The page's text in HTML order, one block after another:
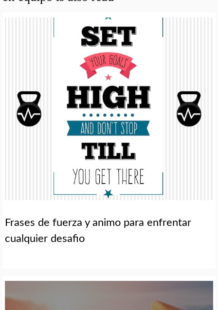
Frases de fuerza y animo para enfrentar
cualquier desafio